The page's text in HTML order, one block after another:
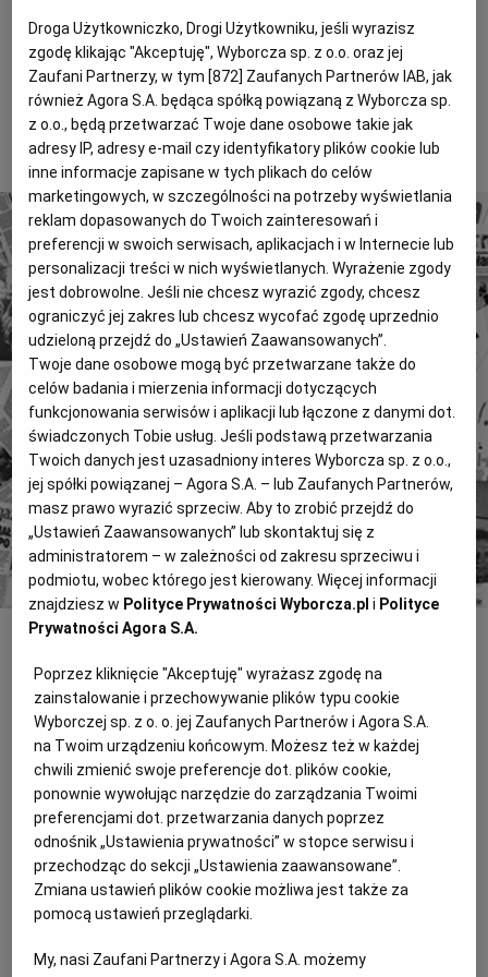
Magazyny Wyborcza Classic
Wyborcza.biz Wysokie Obcasy
BIQdata Jutronauci
Archiwum Inne serwisy
Cybernetyki zaczęła budowę drugiego etapu osiedla
Luxor Residence. - Budowę pierwszego etapu osiedla
zakończyliśmy jesienią. Pierwsi klienci już mieszkają.
To tylko fragment artykułu. Aby czytać dalej, kup dostęp
poniżej.
4 miliony tekstów od 1989 roku.
Zyskaj dostęp do archiwalnych treści "Gazety
Wyborczej".
Znajdź historie, których szukasz.
Kup dostęp
lub Zaloguj się
Tani Marriott dla podróżników na
Pradze
Pierwszy w Polsce hotel marki Moxy, należącej do globalnej sieci
Marriott, powstanie na Pradze przy Ząbkowskiej. Turystów ma
zacząć przyjmować już w przyszłym roku.
Głośny spór o wyciszanie marketu
Mieszkańcy Kabat słusznie żądają wyciszenia hipermarketu
Tesco i planowanej tu galerii handlowej, ale zastanawiam się,
dlaczego protestujący przeciwko galerii występują teraz, a nie
Droga Użytkowniczko, Drogi Użytkowniku, jeśli wyrazisz
zgodę klikając "Akceptuję", Wyborcza sp. z o.o. oraz jej
Zaufani Partnerzy, w tym [872] Zaufanych Partnerów IAB, jak
również Agora S.A. będąca spółką powiązaną z Wyborcza sp.
z o.o., będą przetwarzać Twoje dane osobowe takie jak
adresy IP, adresy e-mail czy identyfikatory plików cookie lub
inne informacje zapisane w tych plikach do celów
marketingowych, w szczególności na potrzeby wyświetlania
reklam dopasowanych do Twoich zainteresowań i
preferencji w swoich serwisach, aplikacjach i w Internecie lub
personalizacji treści w nich wyświetlanych. Wyrażenie zgody
jest dobrowolne. Jeśli nie chcesz wyrazić zgody, chcesz
ograniczyć jej zakres lub chcesz wycofać zgodę uprzednio
udzieloną przejdź do „Ustawień Zaawansowanych”.
Twoje dane osobowe mogą być przetwarzane także do
celów badania i mierzenia informacji dotyczących
funkcjonowania serwisów i aplikacji lub łączone z danymi dot.
świadczonych Tobie usług. Jeśli podstawą przetwarzania
Twoich danych jest uzasadniony interes Wyborcza sp. z o.o.,
jej spółki powiązanej – Agora S.A. – lub Zaufanych Partnerów,
masz prawo wyrazić sprzeciw. Aby to zrobić przejdź do
„Ustawień Zaawansowanych” lub skontaktuj się z
administratorem – w zależności od zakresu sprzeciwu i
podmiotu, wobec którego jest kierowany. Więcej informacji
znajdziesz w Polityce Prywatności Wyborcza.pl i Polityce
Prywatności Agora S.A.
Poprzez kliknięcie "Akceptuję" wyrażasz zgodę na
zainstalowanie i przechowywanie plików typu cookie
Wyborczej sp. z o. o. jej Zaufanych Partnerów i Agora S.A.
na Twoim urządzeniu końcowym. Możesz też w każdej
chwili zmienić swoje preferencje dot. plików cookie,
ponownie wywołując narzędzie do zarządzania Twoimi
preferencjami dot. przetwarzania danych poprzez
odnośnik „Ustawienia prywatności” w stopce serwisu i
przechodząc do sekcji „Ustawienia zaawansowane”.
Zmiana ustawień plików cookie możliwa jest także za
pomocą ustawień przeglądarki.
My, nasi Zaufani Partnerzy i Agora S.A. możemy